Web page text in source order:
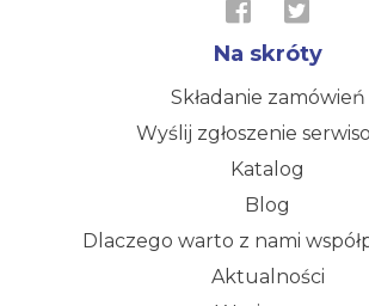
Na skróty
Składanie zamówień
Wyślij zgłoszenie
Katalog
Blog
Dlaczego warto z nami
Aktualności